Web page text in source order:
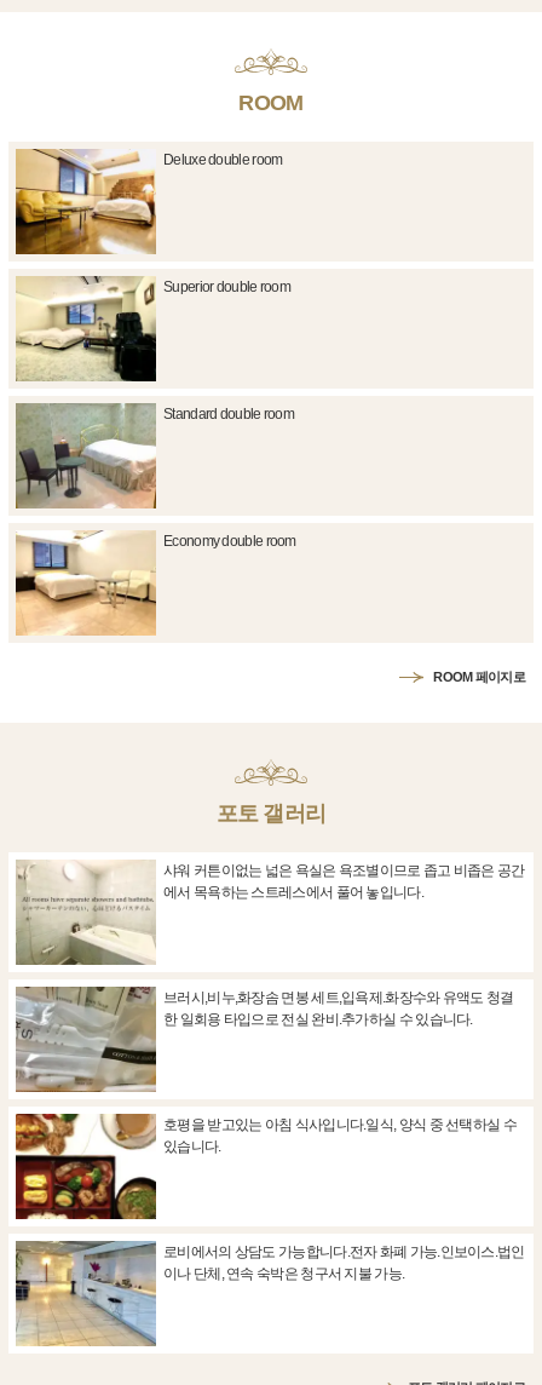
ROOM
Deluxe double room
Superior double room
Standard double room
Economy double room
ROOM 페이지로
포토 갤러리
샤워 커튼이없는 넓은 욕실은 욕조별이므로 좁고 비좁은 공간
에서 목욕하는 스트레스에서 풀어 놓입니다.
브러시,비누,화장솜 면봉 세트,입욕제.화장수와 유액도 청결
한 일회용 타입으로 전실 완비.추가하실 수 있습니다.
호평을 받고있는 아침 식사입니다.일식, 양식 중 선택하실 수
있습니다.
로비에서의 상담도 가능합니다.전자 화폐 가능.인보이스.법인
이나 단체, 연속 숙박은 청구서 지불 가능.